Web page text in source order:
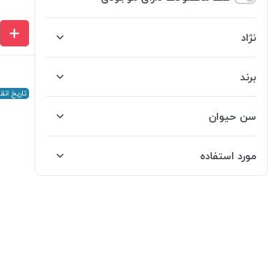
نژاد
برند
سن حیوان
مورد استفاده
تاریخ انقضا: